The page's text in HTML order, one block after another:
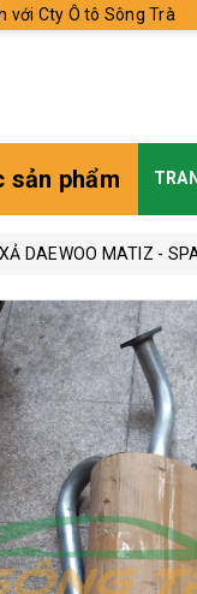
với Cty Ô tô Sông Trà
sản phẩm
DAEWOO MATIZ -